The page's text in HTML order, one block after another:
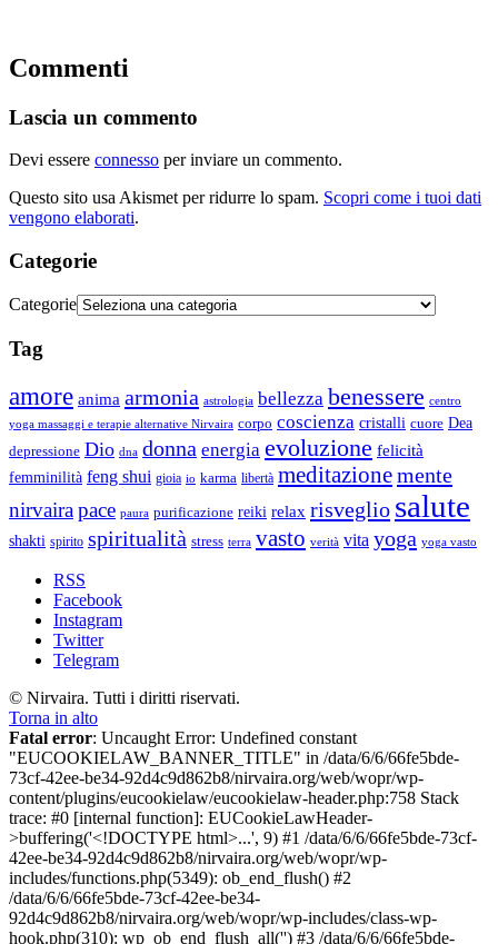
Commenti
Lascia un commento
Devi essere connesso per inviare un commento.
Questo sito usa Akismet per ridurre lo spam. Scopri come i tuoi dati
vengono elaborati.
Categorie
Categorie
Tag
amore anima armonia astrologia bellezza benessere centro
yoga massaggi e terapie alternative Nirvaira corpo coscienza cristalli cuore Dea
depressione Dio dna donna energia evoluzione felicità
femminilità feng shui gioia io karma libertà meditazionemente
nirvairapace paura purificazione reiki relax risveglio salute
shakti spirito spiritualità stress terra vasto verità vita yoga yoga vasto
RSS
Facebook
Instagram
Twitter
Telegram
© Nirvaira. Tutti i diritti riservati.
Torna in alto
Fatal error: Uncaught Error: Undefined constant
"EUCOOKIELAW_BANNER_TITLE" in /data/6/6/66fe5bde-
73cf-42ee-be34-92d4c9d862b8/nirvaira.org/web/wopr/wp-
content/plugins/eucookielaw/eucookielaw-header.php:758 Stack
trace: #0 [internal function]: EUCookieLawHeader-
>buffering('<!DOCTYPE html>...', 9) #1 /data/6/6/66fe5bde-73cf-
42ee-be34-92d4c9d862b8/nirvaira.org/web/wopr/wp-
includes/functions.php(5349): ob_end_flush() #2
/data/6/6/66fe5bde-73cf-42ee-be34-
92d4c9d862b8/nirvaira.org/web/wopr/wp-includes/class-wp-
hook.php(310): wp_ob_end_flush_all('') #3 /data/6/6/66fe5bde-